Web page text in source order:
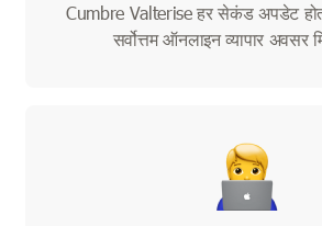
Cumbre Valterise हर सेकंड अपडेट
सर्वोत्तम ऑनलाइन व्यापार अवसर